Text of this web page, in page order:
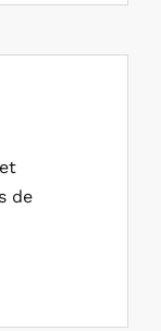
de